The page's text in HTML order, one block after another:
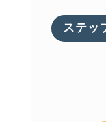
ステッ